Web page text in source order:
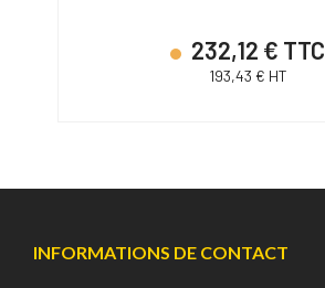
232,12 € TTC
193,43 € HT
INFORMATIONS DE CONTACT